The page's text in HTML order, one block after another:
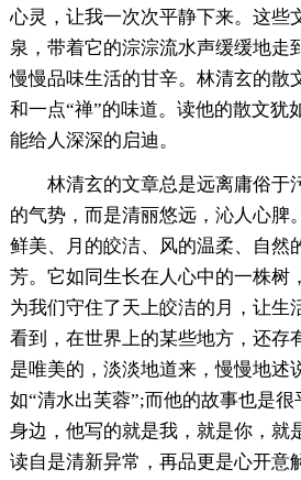
心灵，让我一次次平静下来。这些
泉，带着它的淙淙流水声缓缓地走
慢慢品味生活的甘辛。林清玄的散
和一点“禅”的味道。读他的散文犹
能给人深深的启迪。
林清玄的文章总是远离庸俗于
的气势，而是清丽悠远，沁人心脾
鲜美、月的皎洁、风的温柔、自然
芳。它如同生长在人心中的一株树
为我们守住了天上皎洁的月，让生
看到，在世界上的某些地方，还存
是唯美的，淡淡地道来，慢慢地述
如“清水出芙蓉”;而他的故事也是
身边，他写的就是我，就是你，就
读自是清新异常，再品更是心开意